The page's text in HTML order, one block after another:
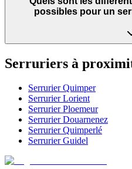
possibles pour un
Serruriers à
SerrurierQuimper
SerrurierLorient
SerrurierPloemeur
SerrurierDouarnenez
SerrurierQuimperlé
SerrurierGuidel